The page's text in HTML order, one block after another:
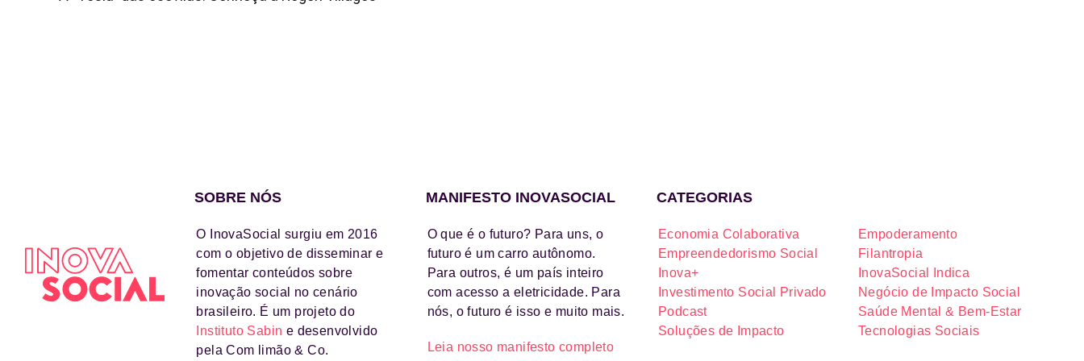
SOBRE NÓS
O InovaSocial surgiu em 2016
com o objetivo de disseminar e
fomentar conteúdos sobre
inovação social no cenário
brasileiro. É um projeto do
Instituto Sabin e desenvolvido
pela Com limão & Co.
MANIFESTO INOVASOCIAL
O que é o futuro? Para uns, o
futuro é um carro autônomo.
Para outros, é um país inteiro
com acesso a eletricidade. Para
nós, o futuro é isso e muito mais.
Leia nosso manifesto completo
CATEGORIAS
Economia Colaborativa
Empoderamento
Empreendedorismo Social
Filantropia
Inova+
InovaSocial Indica
Investimento Social Privado
Negócio de Impacto Social
Podcast
Saúde Mental & Bem-Estar
Soluções de Impacto
Tecnologias Sociais